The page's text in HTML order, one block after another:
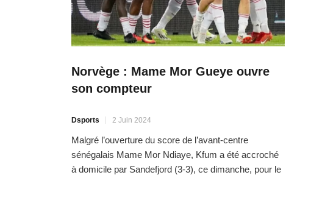
Norvège : Mame Mor Gueye ouvre
son compteur
Dsports 2 Juin 2024
Malgré l’ouverture du score de l’avant-centre
sénégalais Mame Mor Ndiaye, Kfum a été accroché
à domicile par Sandefjord (3-3), ce dimanche, pour le